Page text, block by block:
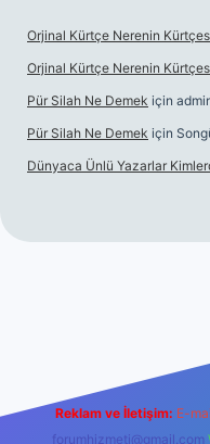
Orjinal Kürtçe Nerenin
Orjinal Kürtçe Nerenin
Pür Silah Ne Demek için
Pür Silah Ne Demek için
Dünyaca Ünlü Yazarlar
Reklam ve İletişim: E-
forumhizmeti@gmail.com